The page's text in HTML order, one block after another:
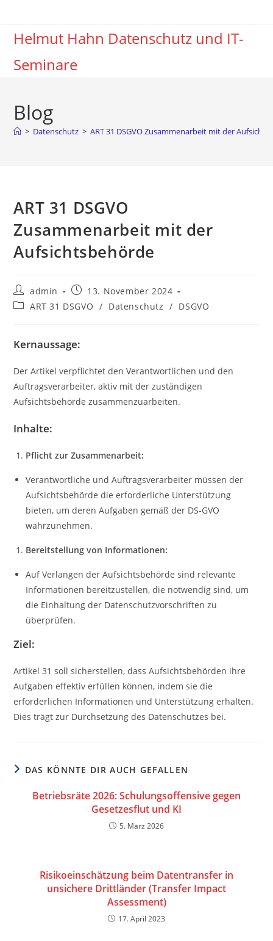
springenHelmut Hahn Datenschutz und IT-
Seminare
Blog
> Datenschutz > ART 31 DSGVO Zusammenarbeit mit der
ART 31 DSGVO
Zusammenarbeit mit der
Aufsichtsbehörde
Beitrags-
Autor:
admin
Beitrag
veröffentlicht:
13. November 2024
Beitrags-
ART 31 DSGVO / Datenschutz / DSGVO
Kernaussage:
Der Artikel verpflichtet den Verantwortlichen und den
Auftragsverarbeiter, aktiv mit der zuständigen
Aufsichtsbehörde zusammenzuarbeiten.
Inhalte:
Pflicht zur Zusammenarbeit:
Verantwortliche und Auftragsverarbeiter müssen der
Aufsichtsbehörde die erforderliche Unterstützung
bieten, um deren Aufgaben gemäß der DS-GVO
wahrzunehmen.
Bereitstellung von Informationen:
Auf Verlangen der Aufsichtsbehörde sind relevante
Informationen bereitzustellen, die notwendig sind, um
die Einhaltung der Datenschutzvorschriften zu
überprüfen.
Ziel:
Artikel 31 soll sicherstellen, dass Aufsichtsbehörden ihre
Aufgaben effektiv erfüllen können, indem sie die
erforderlichen Informationen und Unterstützung erhalten.
Dies trägt zur Durchsetzung des Datenschutzes bei.
DAS KÖNNTE DIR AUCH GEFALLEN
Betriebsräte 2026: Schulungsoffensive gegen
Gesetzesflut und KI
5. März 2026
Risikoeinschätzung beim Datentransfer in
unsichere Drittländer (Transfer Impact
Assessment)
17. April 2023